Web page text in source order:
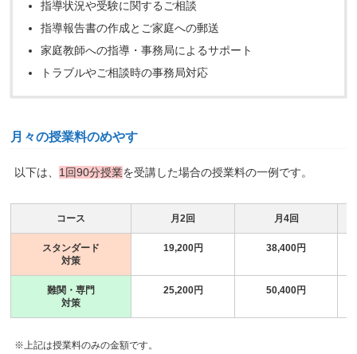
指導状況や受験に関するご相談
指導報告書の作成とご家庭への郵送
家庭教師への指導・事務局によるサポート
トラブルやご相談時の事務局対応
月々の授業料のめやす
以下は、 1回90分授業を受講した場合の授業料の一例です。
コース 月2回 月4回
スタンダード
対策
19,200円 38,400円
難関・専門
対策
25,200円 50,400円
※上記は授業料のみの金額です。